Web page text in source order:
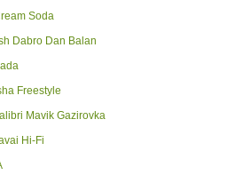
Soda
Dabro Dan Balan
Freestyle
Mavik Gazirovka
Hi-Fi